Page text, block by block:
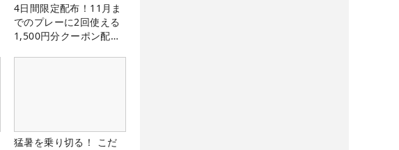
4日間限定配布！11月ま
でのプレーに2回使える
1,500円分クーポン配布
猛暑を乗り切る！ こだ